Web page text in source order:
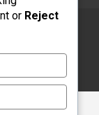
or Reject